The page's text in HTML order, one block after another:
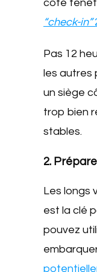
côté
“check-in”
Pas 12
les autres
un siège
trop bien
stables.
2.
Les longs
est la clé
pouvez